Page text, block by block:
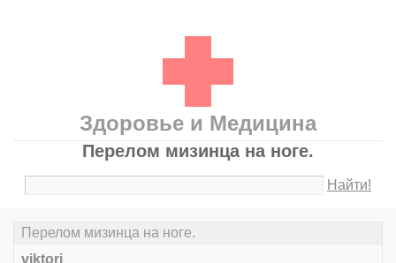
Здоровье и Медицина
Перелом мизинца на ноге.
Найти!
Перелом мизинца на ноге.
viktori